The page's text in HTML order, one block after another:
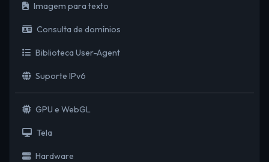
Imagem para texto
Consulta de domínios
Biblioteca User-Agent
Suporte IPv6
GPU e WebGL
Tela
Hardware